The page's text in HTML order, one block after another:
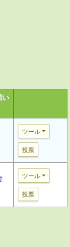
い
ツール
投票
ツール
投票